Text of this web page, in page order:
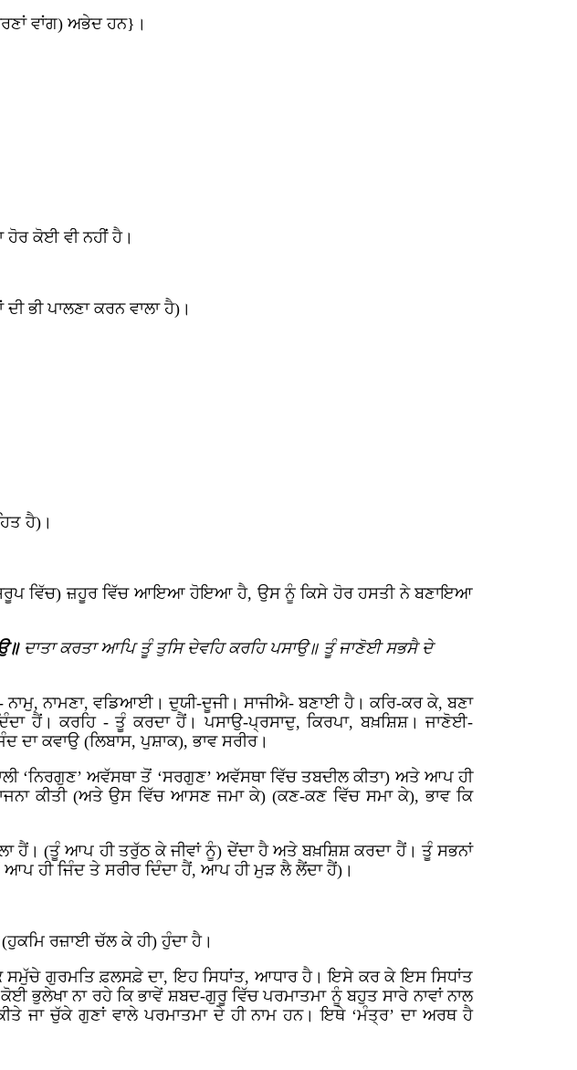
ਵਾਂਗ) ਅਭੇਦ ਹਨ}।
ਹੋਰ ਕੋਈ ਵੀ ਨਹੀਂ ਹੈ।
ਭੀ ਪਾਲਣਾ ਕਰਨ ਵਾਲਾ ਹੈ)।
ਹੈ)।
ਵਿੱਚ) ਜ਼ਹੂਰ ਵਿੱਚ ਆਇਆ ਹੋਇਆ ਹੈ, ਉਸ ਨੂੰ ਕਿਸੇ ਹੋਰ ਹਸਤੀ ਨੇ ਬਣਾਇਆ
ਦਾਤਾ ਕਰਤਾ ਆਪਿ ਤੂੰ ਤੁਸਿ ਦੇਵਹਿ ਕਰਹਿ ਪਸਾਉ॥ ਤੂੰ ਜਾਣੋਈ ਸਭਸੈ ਦੇ
ਨਾਮਣਾ, ਵਡਿਆਈ। ਦੁਯੀ-ਦੂਜੀ। ਸਾਜੀਐ- ਬਣਾਈ ਹੈ। ਕਰਿ-ਕਰ ਕੇ, ਬਣਾ
ਹੈਂ। ਕਰਹਿ - ਤੂੰ ਕਰਦਾ ਹੈਂ। ਪਸਾਉ-ਪ੍ਰਸਾਦੁ, ਕਿਰਪਾ, ਬਖ਼ਸ਼ਿਸ਼। ਜਾਣੋਈ-
ਦਾ ਕਵਾਉ (ਲਿਬਾਸ, ਪੁਸ਼ਾਕ), ਭਾਵ ਸਰੀਰ।
ਅਵੱਸਥਾ ਤੋਂ ‘ਸਰਗੁਣ’ ਅਵੱਸਥਾ ਵਿੱਚ ਤਬਦੀਲ ਕੀਤਾ) ਅਤੇ ਆਪ ਹੀ
ਕੀਤੀ (ਅਤੇ ਉਸ ਵਿੱਚ ਆਸਣ ਜਮਾ ਕੇ) (ਕਣ-ਕਣ ਵਿੱਚ ਸਮਾ ਕੇ), ਭਾਵ ਕਿ
ਹੈਂ। (ਤੂੰ ਆਪ ਹੀ ਤਰੁੱਠ ਕੇ ਜੀਵਾਂ ਨੂੰ) ਦੇਂਦਾ ਹੈ ਅਤੇ ਬਖ਼ਸ਼ਿਸ਼ ਕਰਦਾ ਹੈਂ। ਤੂੰ ਸਭਨਾਂ
ਹੀ ਜਿੰਦ ਤੇ ਸਰੀਰ ਦਿੰਦਾ ਹੈਂ, ਆਪ ਹੀ ਮੁੜ ਲੈ ਲੈਂਦਾ ਹੈਂ)।
ਰਜ਼ਾਈ ਚੱਲ ਕੇ ਹੀ) ਹੁੰਦਾ ਹੈ।
ਸਮੁੱਚੇ ਗੁਰਮਤਿ ਫ਼ਲਸਫ਼ੇ ਦਾ, ਇਹ ਸਿਧਾਂਤ, ਆਧਾਰ ਹੈ। ਇਸੇ ਕਰ ਕੇ ਇਸ ਸਿਧਾਂਤ
ਭੁਲੇਖਾ ਨਾ ਰਹੇ ਕਿ ਭਾਵੇਂ ਸ਼ਬਦ-ਗੁਰੂ ਵਿੱਚ ਪਰਮਾਤਮਾ ਨੂੰ ਬਹੁਤ ਸਾਰੇ ਨਾਵਾਂ ਨਾਲ
ਜਾ ਚੁੱਕੇ ਗੁਣਾਂ ਵਾਲੇ ਪਰਮਾਤਮਾ ਦੇ ਹੀ ਨਾਮ ਹਨ। ਇਥੇ ‘ਮੰਤ੍ਰ’ ਦਾ ਅਰਥ ਹੈ